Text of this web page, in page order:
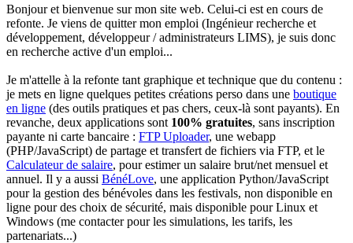
Bonjour et bienvenue sur mon site web. Celui-ci est en cours de
refonte. Je viens de quitter mon emploi (Ingénieur recherche et
développement, développeur / administrateurs LIMS), je suis donc
en recherche active d'un emploi...
Je m'attelle à la refonte tant graphique et technique que du contenu :
je mets en ligne quelques petites créations perso dans une boutique
en ligne (des outils pratiques et pas chers, ceux-là sont payants). En
revanche, deux applications sont 100% gratuites, sans inscription
payante ni carte bancaire : FTP Uploader, une webapp
(PHP/JavaScript) de partage et transfert de fichiers via FTP, et le
Calculateur de salaire, pour estimer un salaire brut/net mensuel et
annuel. Il y a aussi BénéLove, une application Python/JavaScript
pour la gestion des bénévoles dans les festivals, non disponible en
ligne pour des choix de sécurité, mais disponible pour Linux et
Windows (me contacter pour les simulations, les tarifs, les
partenariats...)